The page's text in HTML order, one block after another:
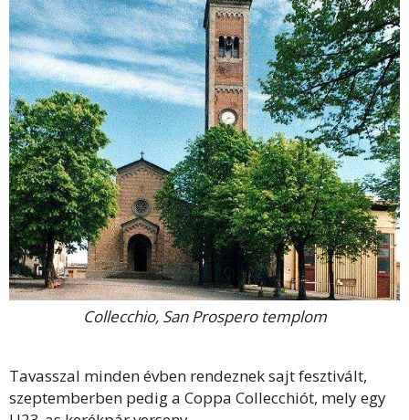
Collecchio, San Prospero templom
Tavasszal minden évben rendeznek sajt fesztivált,
szeptemberben pedig a Coppa Collecchiót, mely egy